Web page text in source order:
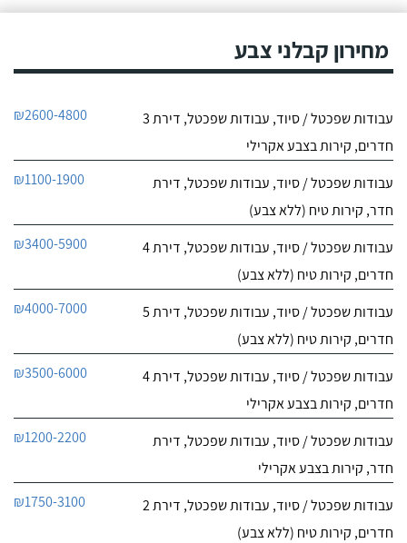
לפרטי העסק
אין על מיקי!
מרוצה מאוד! מיקי עשה
מכיוון שהיינו מרוצים עשה
משה סעדה שיפוצים
לפרטי העסק
0 חוות דעת
קורן שיפוצים
לפרטי העסק
9.4
בביקור אצל חבר
שנעשתה אצלו, מבירורים
עלה שמו של בני מקורן
שיפוצים. לאחר שיחה עם
ותיאום ציפיות. בני תרם
בשלב התכנון רבות מניסיונו
חייג עכשיו
9.7
10
מחירון קבלני צבע
עבודות שפכטל / סיוד, עבודות שפכטל, דירת 3
חדרים, קירות בצבע אקרילי
₪2600-4800
עבודות שפכטל / סיוד, עבודות שפכטל, דירת
חדר, קירות טיח (ללא צבע)
₪1100-1900
עבודות שפכטל / סיוד, עבודות שפכטל, דירת 4
חדרים, קירות טיח (ללא צבע)
₪3400-5900
עבודות שפכטל / סיוד, עבודות שפכטל, דירת 5
חדרים, קירות טיח (ללא צבע)
₪4000-7000
עבודות שפכטל / סיוד, עבודות שפכטל, דירת 4
חדרים, קירות בצבע אקרילי
₪3500-6000
עבודות שפכטל / סיוד, עבודות שפכטל, דירת
חדר, קירות בצבע אקרילי
₪1200-2200
עבודות שפכטל / סיוד, עבודות שפכטל, דירת 2
חדרים, קירות טיח (ללא צבע)
₪1750-3100